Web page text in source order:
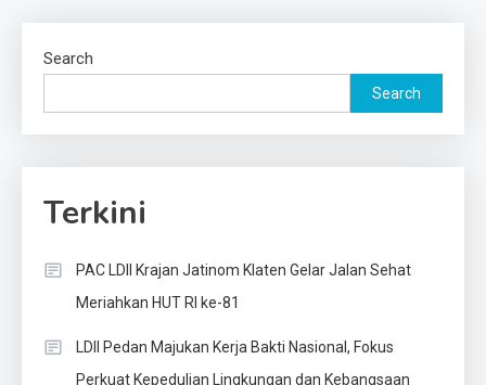
Search
Search
Terkini
PAC LDII Krajan Jatinom Klaten Gelar Jalan Sehat
Meriahkan HUT RI ke-81
LDII Pedan Majukan Kerja Bakti Nasional, Fokus
Perkuat Kepedulian Lingkungan dan Kebangsaan